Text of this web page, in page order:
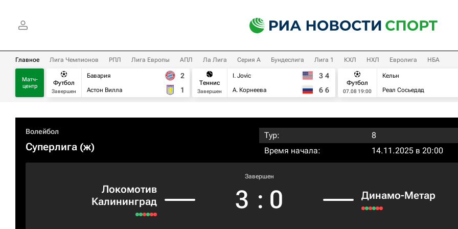
Главное Лига Чемпионов РПЛ Лига Европы АПЛ Ла Лига Серия А Бундеслига Лига 1 КХЛ НХЛ Евролига НБА
Матч-
центр
Футбол
Завершен
Бавария
Астон Вилла
2
1
Теннис
Завершен
I. Jovic
А. Корнеева
3 4
6 6
Футбол
07.08 19:00
Кельн
Реал Сосьедад
Волейбол
Суперлига (ж)
Тур:
8
Время начала:
14.11.2025 в 20:00
Локомотив
Калининград
Завершен
3 : 0 Динамо-Метар